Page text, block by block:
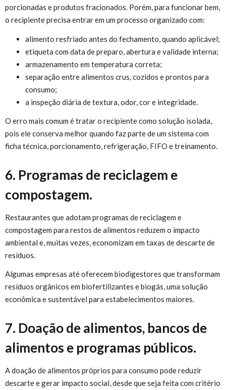
porcionadas e produtos fracionados. Porém, para funcionar bem,
o recipiente precisa entrar em um processo organizado com:
alimento resfriado antes do fechamento, quando aplicável;
etiqueta com data de preparo, abertura e validade interna;
armazenamento em temperatura correta;
separação entre alimentos crus, cozidos e prontos para
consumo;
a inspeção diária de textura, odor, cor e integridade.
O erro mais comum é tratar o recipiente como solução isolada,
pois ele conserva melhor quando faz parte de um sistema com
ficha técnica, porcionamento, refrigeração, FIFO e treinamento.
6. Programas de reciclagem e
compostagem.
Restaurantes que adotam programas de reciclagem e
compostagem para restos de alimentos reduzem o impacto
ambiental e, muitas vezes, economizam em taxas de descarte de
resíduos.
Algumas empresas até oferecem biodigestores que transformam
resíduos orgânicos em biofertilizantes e biogás, uma solução
econômica e sustentável para estabelecimentos maiores.
7. Doação de alimentos, bancos de
alimentos e programas públicos.
A doação de alimentos próprios para consumo pode reduzir
descarte e gerar impacto social, desde que seja feita com critério